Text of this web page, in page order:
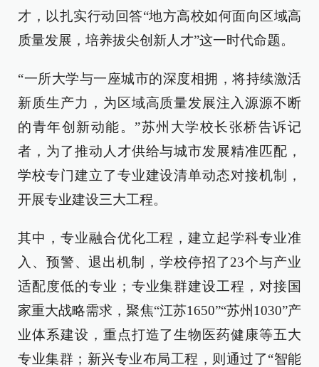
才，以扎实行动回答“地方高校如何面向区域高
质量发展，培养拔尖创新人才”这一时代命题。
“一所大学与一座城市的深度相拥，将持续激活
新质生产力，为区域高质量发展注入源源不断
的青年创新动能。”苏州大学校长张桥告诉记
者，为了推动人才供给与城市发展精准匹配，
学校专门建立了专业建设清单动态对接机制，
开展专业建设三大工程。
其中，专业融合优化工程，建立起学科专业准
入、预警、退出机制，学校停招了23个与产业
适配度低的专业；专业集群建设工程，对接国
家重大战略需求，聚焦“江苏1650”“苏州1030”产
业体系建设，重点打造了生物医药健康等五大
专业集群；新兴专业布局工程，则通过了“智能